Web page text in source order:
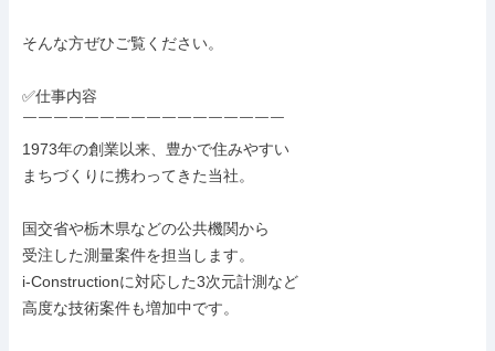
そんな方ぜひご覧ください。
✅仕事内容
￣￣￣￣￣￣￣￣￣￣￣￣￣￣￣￣￣
1973年の創業以来、豊かで住みやすい
まちづくりに携わってきた当社。
国交省や栃木県などの公共機関から
受注した測量案件を担当します。
i-Constructionに対応した3次元計測など
高度な技術案件も増加中です。